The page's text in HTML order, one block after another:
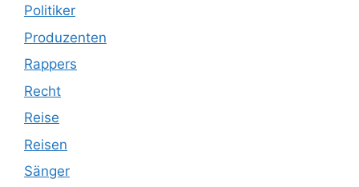
Politiker
Produzenten
Rappers
Recht
Reise
Reisen
Sänger